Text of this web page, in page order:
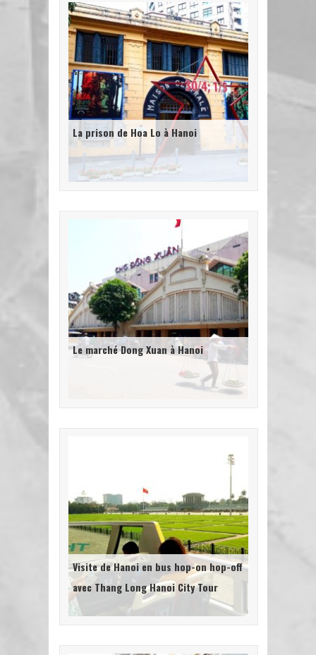
La prison de Hoa Lo à Hanoi
Le marché Dong Xuan à Hanoi
Visite de Hanoi en bus hop-on hop-off
avec Thang Long Hanoi City Tour